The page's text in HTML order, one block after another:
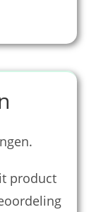
product